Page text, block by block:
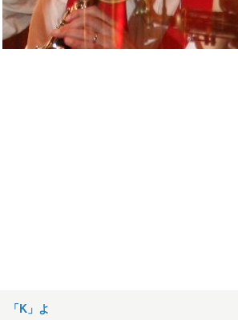
「K」よ